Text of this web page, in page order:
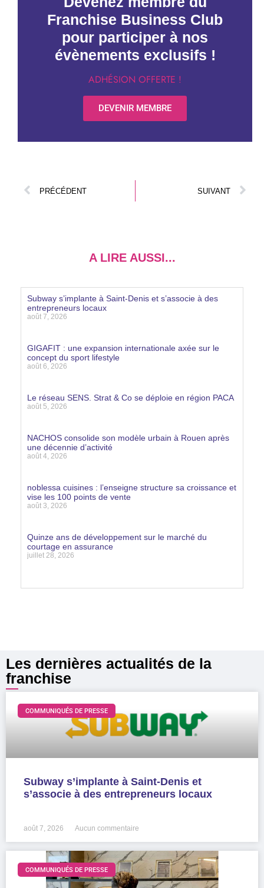
Franchise Business Club
pour participer à nos
évènements exclusifs !
ADHÉSION OFFERTE !
DEVENIR MEMBRE
PRÉCÉDENT SUIVANT
A LIRE AUSSI...
Subway s’implante à Saint-Denis et s’associe à des
entrepreneurs locaux
août 7, 2026
GIGAFIT : une expansion internationale axée sur le
concept du sport lifestyle
août 6, 2026
Le réseau SENS. Strat & Co se déploie en région PACA
août 5, 2026
NACHOS consolide son modèle urbain à Rouen après
une décennie d’activité
août 4, 2026
noblessa cuisines : l’enseigne structure sa croissance et
vise les 100 points de vente
août 3, 2026
Quinze ans de développement sur le marché du
courtage en assurance
juillet 28, 2026
Les dernières actualités de la
franchise
COMMUNIQUÉS DE PRESSE
Subway s’implante à Saint-Denis et
s’associe à des entrepreneurs locaux
août 7, 2026 Aucun commentaire
COMMUNIQUÉS DE PRESSE